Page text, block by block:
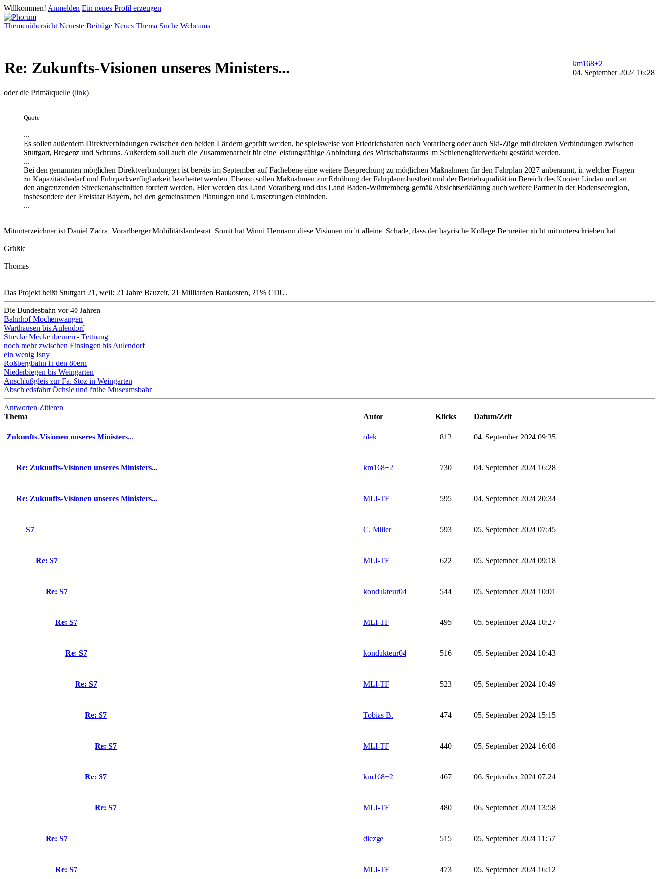
Willkommen! Anmelden Ein neues Profil erzeugen
Themenübersicht Neueste Beiträge Neues Thema Suche Webcams
Re: Zukunfts-Visionen unseres Ministers...
km168+2
04. September 2024 16:28
oder die Primärquelle (link)
Quote
...
Es sollen außerdem Direktverbindungen zwischen den beiden Ländern geprüft werden, beispielsweise von Friedrichshafen nach Vorarlberg oder auch Ski-Züge mit direkten Verbindungen zwischen
Stuttgart, Bregenz und Schruns. Außerdem soll auch die Zusammenarbeit für eine leistungsfähige Anbindung des Wirtschaftsraums im Schienengüterverkehr gestärkt werden.
...
Bei den genannten möglichen Direktverbindungen ist bereits im September auf Fachebene eine weitere Besprechung zu möglichen Maßnahmen für den Fahrplan 2027 anberaumt, in welcher Fragen
zu Kapazitätsbedarf und Fuhrparkverfügbarkeit bearbeitet werden. Ebenso sollen Maßnahmen zur Erhöhung der Fahrplanrobustheit und der Betriebsqualität im Bereich des Knoten Lindau und an
den angrenzenden Streckenabschnitten forciert werden. Hier werden das Land Vorarlberg und das Land Baden-Württemberg gemäß Absichtserklärung auch weitere Partner in der Bodenseeregion,
insbesondere den Freistaat Bayern, bei den gemeinsamen Planungen und Umsetzungen einbinden.
...
Mitunterzeichner ist Daniel Zadra, Vorarlberger Mobilitätslandesrat. Somit hat Winni Hermann diese Visionen nicht alleine. Schade, dass der bayrische Kollege Bernreiter nicht mit unterschrieben hat.
Grüßle
Thomas
Das Projekt heißt Stuttgart 21, weil: 21 Jahre Bauzeit, 21 Milliarden Baukosten, 21% CDU.
Die Bundesbahn vor 40 Jahren:
Bahnhof Mochenwangen
Warthausen bis Aulendorf
Strecke Meckenbeuren - Tettnang
noch mehr zwischen Einsingen bis Aulendorf
ein wenig Isny
Roßbergbahn in den 80ern
Niederbiegen bis Weingarten
Anschlußgleis zur Fa. Stoz in Weingarten
Abschiedsfahrt Öchsle und frühe Museumsbahn
Antworten Zitieren
Thema
Autor Klicks Datum/Zeit
Zukunfts-Visionen unseres Ministers... olek 812 04. September 2024 09:35
Re: Zukunfts-Visionen unseres Ministers... km168+2 730 04. September 2024 16:28
Re: Zukunfts-Visionen unseres Ministers... MLI-TF 595 04. September 2024 20:34
S7 C. Miller 593 05. September 2024 07:45
Re: S7 MLI-TF 622 05. September 2024 09:18
Re: S7 kondukteur04 544 05. September 2024 10:01
Re: S7 MLI-TF 495 05. September 2024 10:27
Re: S7 kondukteur04 516 05. September 2024 10:43
Re: S7 MLI-TF 523 05. September 2024 10:49
Re: S7 Tobias B. 474 05. September 2024 15:15
Re: S7 MLI-TF 440 05. September 2024 16:08
Re: S7 km168+2 467 06. September 2024 07:24
Re: S7 MLI-TF 480 06. September 2024 13:58
Re: S7 diezge 515 05. September 2024 11:57
Re: S7 MLI-TF 473 05. September 2024 16:12